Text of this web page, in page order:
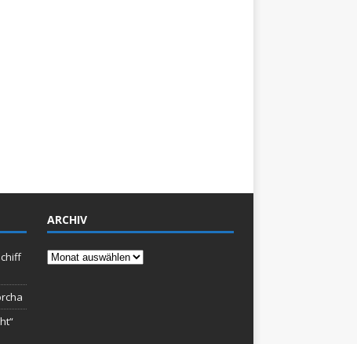
ARCHIV
Archiv